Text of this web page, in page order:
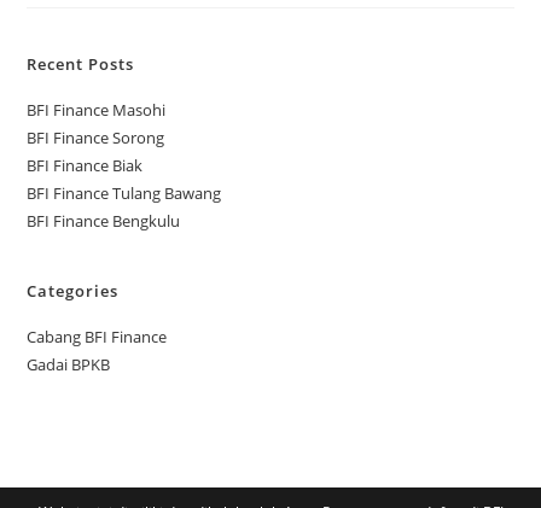
Recent Posts
BFI Finance Masohi
BFI Finance Sorong
BFI Finance Biak
BFI Finance Tulang Bawang
BFI Finance Bengkulu
Categories
Cabang BFI Finance
Gadai BPKB